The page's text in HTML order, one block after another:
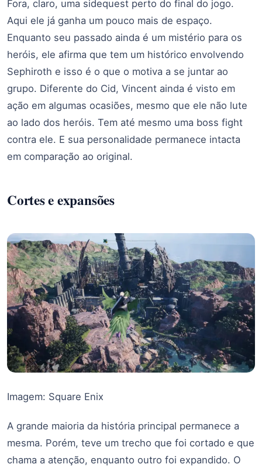
Fora, claro, uma sidequest perto do final do jogo.
Aqui ele já ganha um pouco mais de espaço.
Enquanto seu passado ainda é um mistério para os
heróis, ele afirma que tem um histórico envolvendo
Sephiroth e isso é o que o motiva a se juntar ao
grupo. Diferente do Cid, Vincent ainda é visto em
ação em algumas ocasiões, mesmo que ele não lute
ao lado dos heróis. Tem até mesmo uma boss fight
contra ele. E sua personalidade permanece intacta
em comparação ao original.
Cortes e expansões
Imagem: Square Enix
A grande maioria da história principal permanece a
mesma. Porém, teve um trecho que foi cortado e que
chama a atenção, enquanto outro foi expandido. O